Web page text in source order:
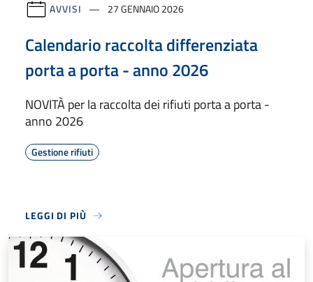
AVVISI 27 GENNAIO 2026
Calendario raccolta differenziata
porta a porta - anno 2026
NOVITÀ per la raccolta dei rifiuti porta a porta -
anno 2026
Gestione rifiuti
LEGGI DI PIÙ